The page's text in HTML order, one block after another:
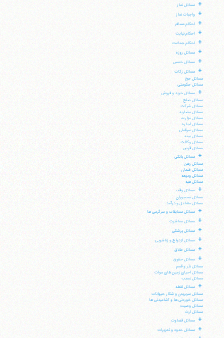
+ مسائل نماز
+ واجبات نماز
+ احکام مسافر
+ احکام نیابت
+ احکام جماعت
+ مسائل روزه
+ مسائل خمس
+
مسائل زکات
مسائل حج
مسائل حکومتی
+
مسائل خرید و فروش
مسائل صلح
مسائل شرکت
مسائل مضاربه
مسائل مزارعه
مسائل اجاره
مسائل سرقفلی
مسائل بیمه
مسائل وکالت
مسائل قرض
+
مسائل بانکی
مسائل رهن
مسائل ضمان
مسائل ودیعه
مسائل هبه
+
مسائل وقف
مسائل محجوران
مسائل مشاغل و درآمد
+ مسائل مسابقات و سرگرمی ها
+ مسائل معاشرت
+ مسائل پزشکی
+ مسائل ازدواج و زناشویی
+ مسائل طلاق
+
مسائل حقوق
مسائل نذر و قسم
مسائل احیای زمین های موات
مسائل غصب
+
مسائل لقطه
مسائل سربریدن و شکار حیوانات
مسائل خوردنی ها و آشامیدنی ها
مسائل وصیت
مسائل ارث
+ مسائل قضاوت
+ مسائل حدود و تعزیرات